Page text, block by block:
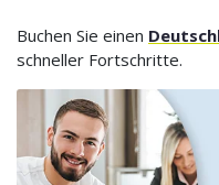
Buchen Sie einen
schneller Fortschritte.